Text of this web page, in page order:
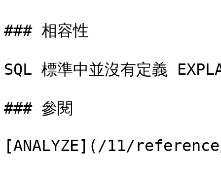
### 相容性
SQL 標準中並沒有定義
### 參閱
[ANALYZE](/11/